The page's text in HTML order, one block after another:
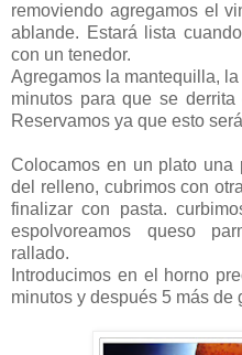
removiendo agregamos el
ablande. Estará lista
con un tenedor.
Agregamos la mantequilla,
minutos para que se
Reservamos ya que esto
Colocamos en un plato una
del relleno, cubrimos con
finalizar con pasta.
espolvoreamos queso
rallado.
Introducimos en el horno
minutos y después 5 más de